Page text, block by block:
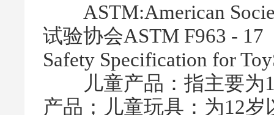
ASTM:American
试验协会ASTM F963 - 17
Safety Specification for
儿童产品：指主要为
产品；儿童玩具：为12